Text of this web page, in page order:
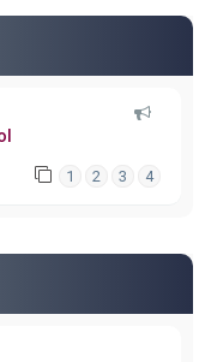
1 2 3 4